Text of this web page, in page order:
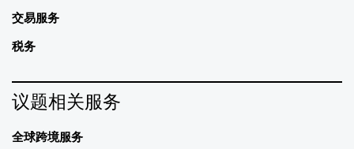
交易服务
税务
议题相关服务
全球跨境服务